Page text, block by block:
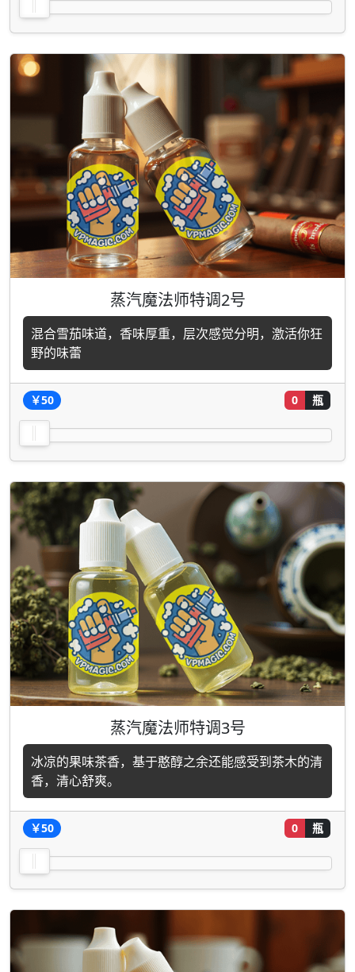
蒸汽魔法师特调2号
混合雪茄味道，香味厚重，层次感觉分明，激活你狂
野的味蕾
￥50 0 瓶
蒸汽魔法师特调3号
冰凉的果味茶香，基于憨醇之余还能感受到茶木的清
香，清心舒爽。
￥50 0 瓶